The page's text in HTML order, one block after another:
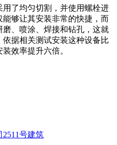
了均匀切割，并使用螺栓进
够让其安装非常的快捷，而
磨、喷涂、焊接和钻孔，这就
据相关测试安装这种设备比
效率提升六倍。